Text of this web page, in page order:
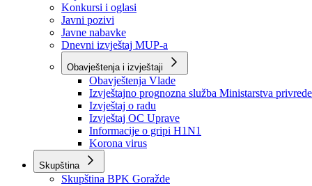
Sve vijesti
Izdvojeno
Najave
Konkursi i oglasi
Javni pozivi
Javne nabavke
Dnevni izvještaj MUP-a
Obavještenja i izvještaji
Obavještenja Vlade
Izvještajno prognozna služba Ministarstva privrede
Izvještaj o radu
Izvještaj OC Uprave
Informacije o gripi H1N1
Korona virus